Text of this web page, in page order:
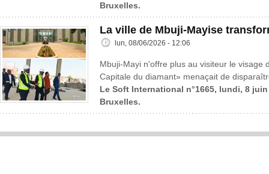
Bruxelles.
La ville de Mbuji-Mayise
lun, 08/06/2026 - 12:06
Mbuji-Mayi n'offre plus au visiteur le visage
Capitale du diamant» menaçait de
Le Soft International n°1665, lundi, 8
Bruxelles.